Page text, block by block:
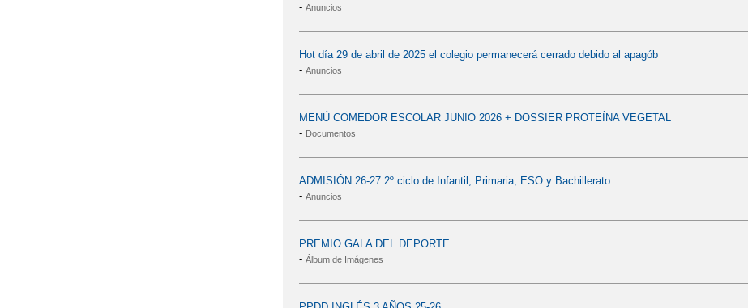
- Anuncios
Hot día 29 de abril de 2025 el colegio permanecerá cerrado debido al apagób
- Anuncios
MENÚ COMEDOR ESCOLAR JUNIO 2026 + DOSSIER PROTEÍNA VEGETAL
- Documentos
ADMISIÓN 26-27 2º ciclo de Infantil, Primaria, ESO y Bachillerato
- Anuncios
PREMIO GALA DEL DEPORTE
- Álbum de Imágenes